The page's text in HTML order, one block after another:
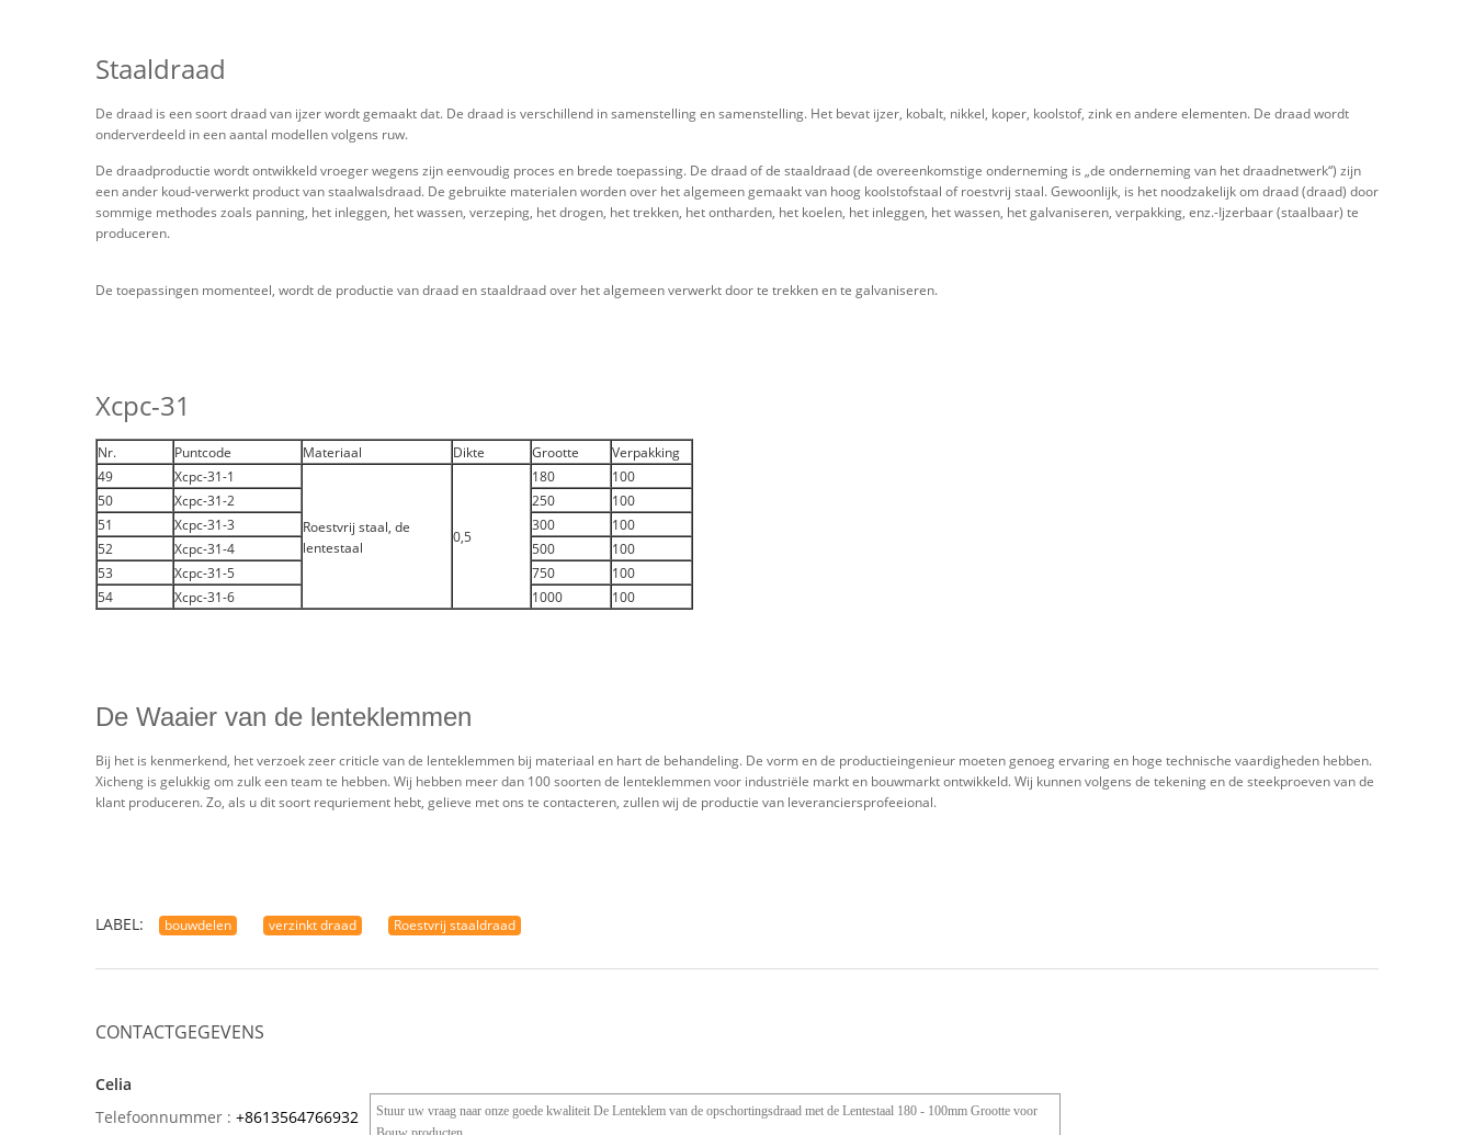
Staaldraad
De draad is een soort draad van ijzer wordt gemaakt dat. De draad is verschillend in samenstelling en samenstelling. Het bevat ijzer, kobalt, nikkel, koper, koolstof, zink en andere elementen. De draad wordt
onderverdeeld in een aantal modellen volgens ruw.
De draadproductie wordt ontwikkeld vroeger wegens zijn eenvoudig proces en brede toepassing. De draad of de staaldraad (de overeenkomstige onderneming is „de onderneming van het draadnetwerk“) zijn
een ander koud-verwerkt product van staalwalsdraad. De gebruikte materialen worden over het algemeen gemaakt van hoog koolstofstaal of roestvrij staal. Gewoonlijk, is het noodzakelijk om draad (draad) door
sommige methodes zoals panning, het inleggen, het wassen, verzeping, het drogen, het trekken, het ontharden, het koelen, het inleggen, het wassen, het galvaniseren, verpakking, enz.-Ijzerbaar (staalbaar) te
produceren.
De toepassingen momenteel, wordt de productie van draad en staaldraad over het algemeen verwerkt door te trekken en te galvaniseren.
Xcpc-31
Nr. Puntcode Materiaal Dikte Grootte
Verpakking
49
Xcpc-31-1
Roestvrij staal, de
lentestaal
0,5
180
100
50
Xcpc-31-2 250
100
51
Xcpc-31-3 300
100
52
Xcpc-31-4 500
100
53
Xcpc-31-5 750
100
54
Xcpc-31-6 1000 100
De Waaier van de lenteklemmen
Bij het is kenmerkend, het verzoek zeer criticle van de lenteklemmen bij materiaal en hart de behandeling. De vorm en de productieingenieur moeten genoeg ervaring en hoge technische vaardigheden hebben.
Xicheng is gelukkig om zulk een team te hebben. Wij hebben meer dan 100 soorten de lenteklemmen voor industriële markt en bouwmarkt ontwikkeld. Wij kunnen volgens de tekening en de steekproeven van de
klant produceren. Zo, als u dit soort requriement hebt, gelieve met ons te contacteren, zullen wij de productie van leveranciersprofeeional.
LABEL: bouwdelen verzinkt draad Roestvrij staaldraad
CONTACTGEGEVENS
Celia
Telefoonnummer : +8613564766932